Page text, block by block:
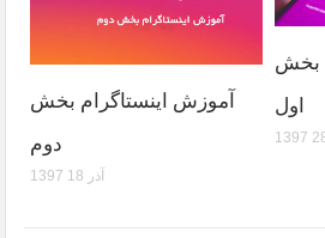
آموزش اینستاگرام بخش
دوم
1397 آذر 18
بخش
اول